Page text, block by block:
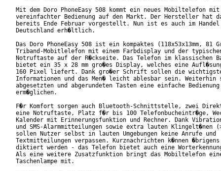
Mit dem Doro PhoneEasy 508 kommt ein neues Mobiltelefon mit
vereinfachter Bedienung auf den Markt. Der Hersteller hat
bereits Ende Februar vorgestellt. Nun ist es auch im
Deutschland erh�ltlich.
Das Doro PhoneEasy 508 ist ein kompaktes (118x53x13mm, 81
Triband-Mobitlelefon mit einem Farbdisplay und der
Notruftaste auf der R�ckseite. Das Telefon im klassischen
bietet ein 35 x 28 mm gro�es Display, welches eine
160 Pixel liefert. Dank gro�er Schrift sollen die
Informationen und das Men� leicht ablesbar sein.
abgesetzten und abgerundeten Tasten eine einfache Bedienung
erm�glichen.
F�r Komfort sorgen auch Bluetooth-Schnittstelle, zwei
eine Notruftaste, Platz f�r bis 100 Telefonbucheintr�ge,
Kalender mit Erinnerungsfunktion und Rechner. Dank
und SMS-Alarmmitteilungen sowie extra lauten Klingelt�nen
sollen Nutzer selbst in lauten Umgebungen keine Anrufe und
Textmitteilungen verpassen. Kurznachrichten k�nnen �brigens
diktiert werden - das Telefon bietet auch eine
Als eine weitere Zusatzfunktion bringt das Mobiltelefon
Taschenlampe mit.